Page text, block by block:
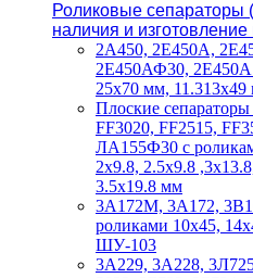
Роликовые сепараторы
наличия и
2А450, 2Е450А,
2Е450АФ30, 2Е450А
25х70 мм,
Плоские
FF3020, FF2515,
ЛА155Ф30 с
2х9.8, 2.5х9.8
3.5х19.8 мм
3А172М, 3А172,
роликами 10х45,
ШУ-103
3А229, 3А228,